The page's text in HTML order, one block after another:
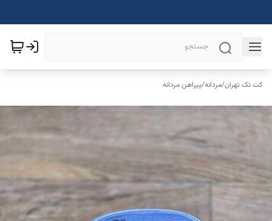
کت تک تهران/مردانه/پیراهن مردانه